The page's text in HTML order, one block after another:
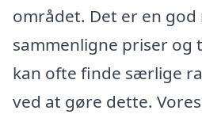
området. Det er en god
sammenligne priser og
kan ofte finde særlige
ved at gøre dette.